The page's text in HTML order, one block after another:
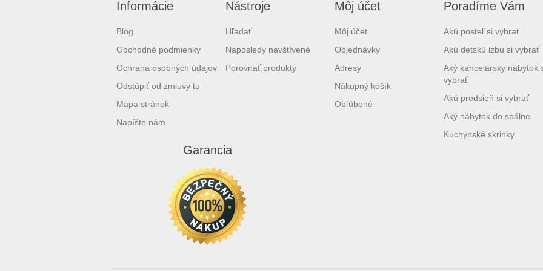
Informácie
Blog
Obchodné podmienky
Ochrana osobných údajov
Odstúpiť od zmluvy tu
Mapa stránok
Napíšte nám
Nástroje
Hľadať
Naposledy navštívené
Porovnať produkty
Môj účet
Môj účet
Objednávky
Adresy
Nákupný košík
Obľúbené
Poradíme Vám
Akú posteľ si vybrať
Akú detskú izbu si vybrať
Aký kancelársky nábytok
vybrať
Akú predsieň si vybrať
Aký nábytok do spálne
Kuchynské skrinky
Garancia